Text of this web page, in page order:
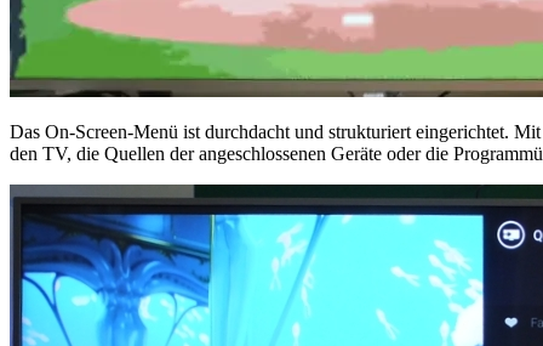
Das On-Screen-Menü ist durchdacht und strukturiert eingerichtet.
den TV, die Quellen der angeschlossenen Geräte oder die